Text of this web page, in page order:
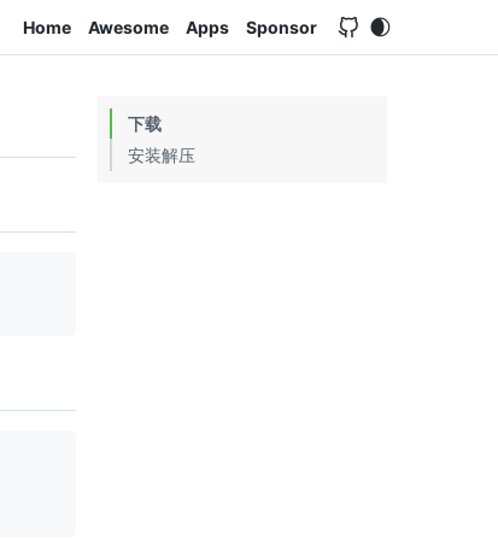
Home Awesome Apps Sponsor
下载
安装解压